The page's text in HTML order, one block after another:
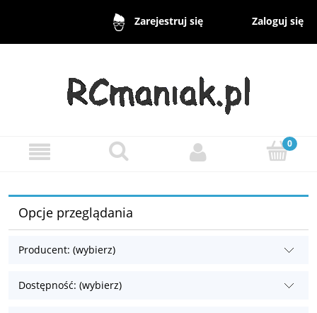
Zarejestruj się Zaloguj się
Opcje przeglądania
Producent: (wybierz)
Dostępność: (wybierz)